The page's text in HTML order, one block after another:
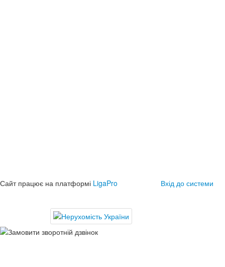
Сайт працює на платформі LigaPro Вхід до системи